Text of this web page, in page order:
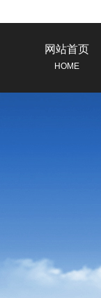
网站首页
HOME